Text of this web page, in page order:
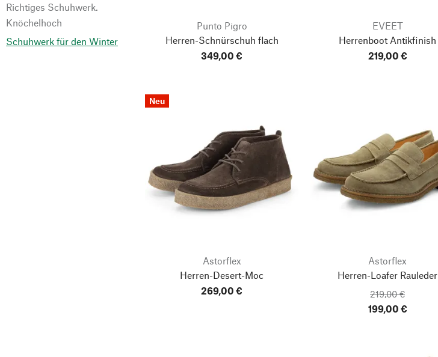
Richtiges Schuhwerk.
Knöchelhoch
Schuhwerk für den Winter
Punto Pigro
Herren-Schnürschuh flach
349,00 €
EVEET
Herrenboot Antikfinish
219,00 €
Neu
Astorflex
Herren-Desert-Moc
269,00 €
Astorflex
Herren-Loafer Rauleder
219,00 €
199,00 €